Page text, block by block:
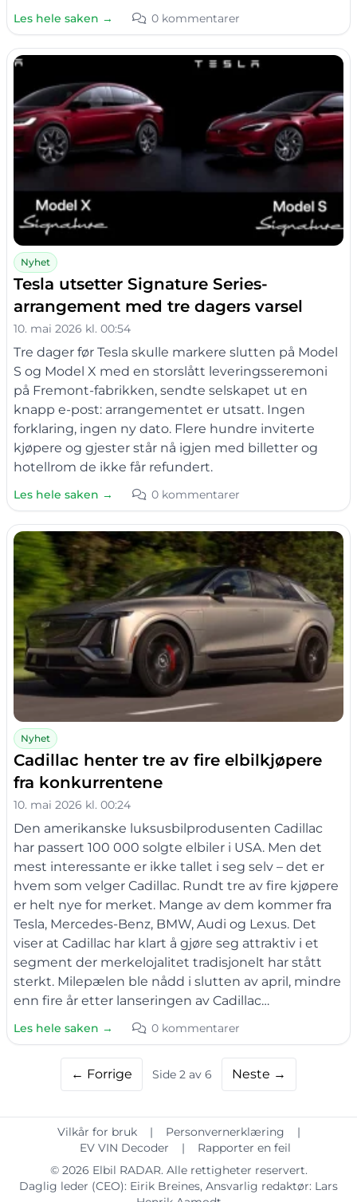
Les hele saken → 0 kommentarer
Nyhet
Tesla utsetter Signature Series-
arrangement med tre dagers varsel
10. mai 2026 kl. 00:54
Tre dager før Tesla skulle markere slutten på Model
S og Model X med en storslått leveringsseremoni
på Fremont-fabrikken, sendte selskapet ut en
knapp e-post: arrangementet er utsatt. Ingen
forklaring, ingen ny dato. Flere hundre inviterte
kjøpere og gjester står nå igjen med billetter og
hotellrom de ikke får refundert.
Les hele saken → 0 kommentarer
Nyhet
Cadillac henter tre av fire elbilkjøpere
fra konkurrentene
10. mai 2026 kl. 00:24
Den amerikanske luksusbilprodusenten Cadillac
har passert 100 000 solgte elbiler i USA. Men det
mest interessante er ikke tallet i seg selv – det er
hvem som velger Cadillac. Rundt tre av fire kjøpere
er helt nye for merket. Mange av dem kommer fra
Tesla, Mercedes-Benz, BMW, Audi og Lexus. Det
viser at Cadillac har klart å gjøre seg attraktiv i et
segment der merkelojalitet tradisjonelt har stått
sterkt. Milepælen ble nådd i slutten av april, mindre
enn fire år etter lanseringen av Cadillac…
Les hele saken → 0 kommentarer
← Forrige Side 2 av 6 Neste →
Vilkår for bruk | Personvernerklæring
|
EV VIN Decoder
|
Rapporter en feil
© 2026 Elbil RADAR. Alle rettigheter reservert.
Daglig leder (CEO): Eirik Breines, Ansvarlig redaktør: Lars